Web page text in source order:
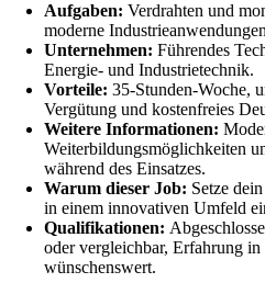
Aufgaben: Verdrahten und
moderne
Unternehmen: Führendes
Energie- und Industrietechnik.
Vorteile: 35-Stunden-Woche,
Vergütung und kostenfreies
Weitere Informationen:
Weiterbildungsmöglichkeiten
während des Einsatzes.
Warum dieser Job: Setze
in einem innovativen Umfeld
Qualifikationen:
oder vergleichbar, Erfahrung
wünschenswert.